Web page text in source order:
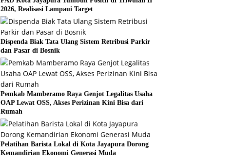
2026, Realisasi Lampaui Target
Dispenda Biak Tata Ulang Sistem Retribusi Parkir
dan Pasar di Bosnik
Pemkab Mamberamo Raya Genjot Legalitas Usaha
OAP Lewat OSS, Akses Perizinan Kini Bisa dari
Rumah
Pelatihan Barista Lokal di Kota Jayapura Dorong
Kemandirian Ekonomi Generasi Muda